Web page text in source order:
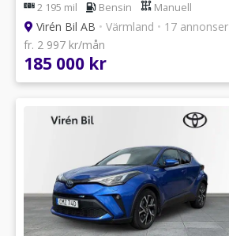
2 195 mil Bensin Manuell
Virén Bil AB • Värmland • 17 annonser
fr. 2 997 kr/mån
185 000 kr